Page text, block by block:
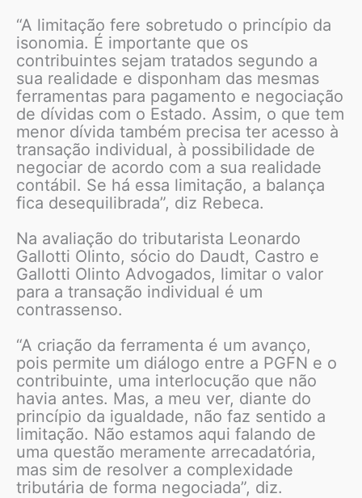
“A limitação fere sobretudo o princípio da
isonomia. É importante que os
contribuintes sejam tratados segundo a
sua realidade e disponham das mesmas
ferramentas para pagamento e negociação
de dívidas com o Estado. Assim, o que tem
menor dívida também precisa ter acesso à
transação individual, à possibilidade de
negociar de acordo com a sua realidade
contábil. Se há essa limitação, a balança
fica desequilibrada”, diz Rebeca.
Na avaliação do tributarista Leonardo
Gallotti Olinto, sócio do Daudt, Castro e
Gallotti Olinto Advogados, limitar o valor
para a transação individual é um
contrassenso.
“A criação da ferramenta é um avanço,
pois permite um diálogo entre a PGFN e o
contribuinte, uma interlocução que não
havia antes. Mas, a meu ver, diante do
princípio da igualdade, não faz sentido a
limitação. Não estamos aqui falando de
uma questão meramente arrecadatória,
mas sim de resolver a complexidade
tributária de forma negociada”, diz.